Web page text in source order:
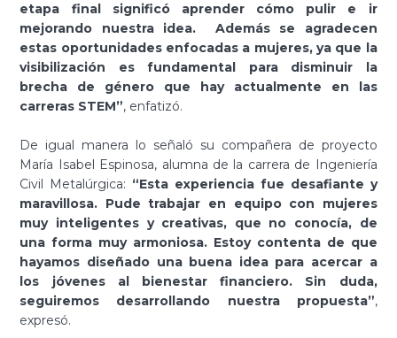
etapa final significó aprender cómo pulir e ir
mejorando nuestra idea. Además se agradecen
estas oportunidades enfocadas a mujeres, ya que la
visibilización es fundamental para disminuir la
brecha de género que hay actualmente en las
carreras STEM”, enfatizó.
De igual manera lo señaló su compañera de proyecto
María Isabel Espinosa, alumna de la carrera de Ingeniería
Civil Metalúrgica: “Esta experiencia fue desafiante y
maravillosa. Pude trabajar en equipo con mujeres
muy inteligentes y creativas, que no conocía, de
una forma muy armoniosa. Estoy contenta de que
hayamos diseñado una buena idea para acercar a
los jóvenes al bienestar financiero. Sin duda,
seguiremos desarrollando nuestra propuesta”,
expresó.